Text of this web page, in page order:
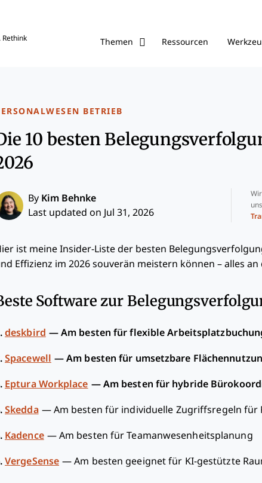
Rethink
Themen Ressourcen
BETRIEB
10 besten
By Kim Behnke
Last updated on Jul 31, 2026
ist meine Insider-Liste der besten
Effizienz im 2026 souverän meistern können – alles an
Software zur
deskbird —Am besten für flexible
Spacewell —Am besten für umsetzbare
Eptura Workplace — Am besten für hybride
Skedda — Am besten für individuelle Zugriffsregeln für
Kadence — Am besten für Teamanwesenheitsplanung
VergeSense —Am besten geeignet für KI-gestützte